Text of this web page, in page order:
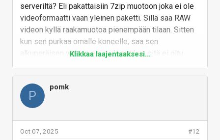
serveriltä? Eli pakattaisiin 7zip muotoon joka ei ole
videoformaatti vaan yleinen paketti. Sillä saa RAW
videon kyllä raakamuotoa pienempään tilaan. Sitten
kun sen purkaa omalle koneelle, saa sen
alkuperäisen videon esiin. Ja nyt kun sitä ei oltu
editoida itse jos tarvii ja sitten kun itse julkaisee
videon eteenpäin, sen voi pakata sopivalla suoraan
esitykseen tarkoitetulla videokoodekilla.
Vastaa
Klikkaa laajentaaksesi...
P
pomk
#12
Oct 07, 2025